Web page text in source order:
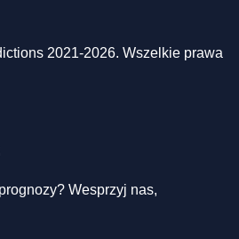
2021-2026. Wszelkie prawa
Wesprzyj nas,